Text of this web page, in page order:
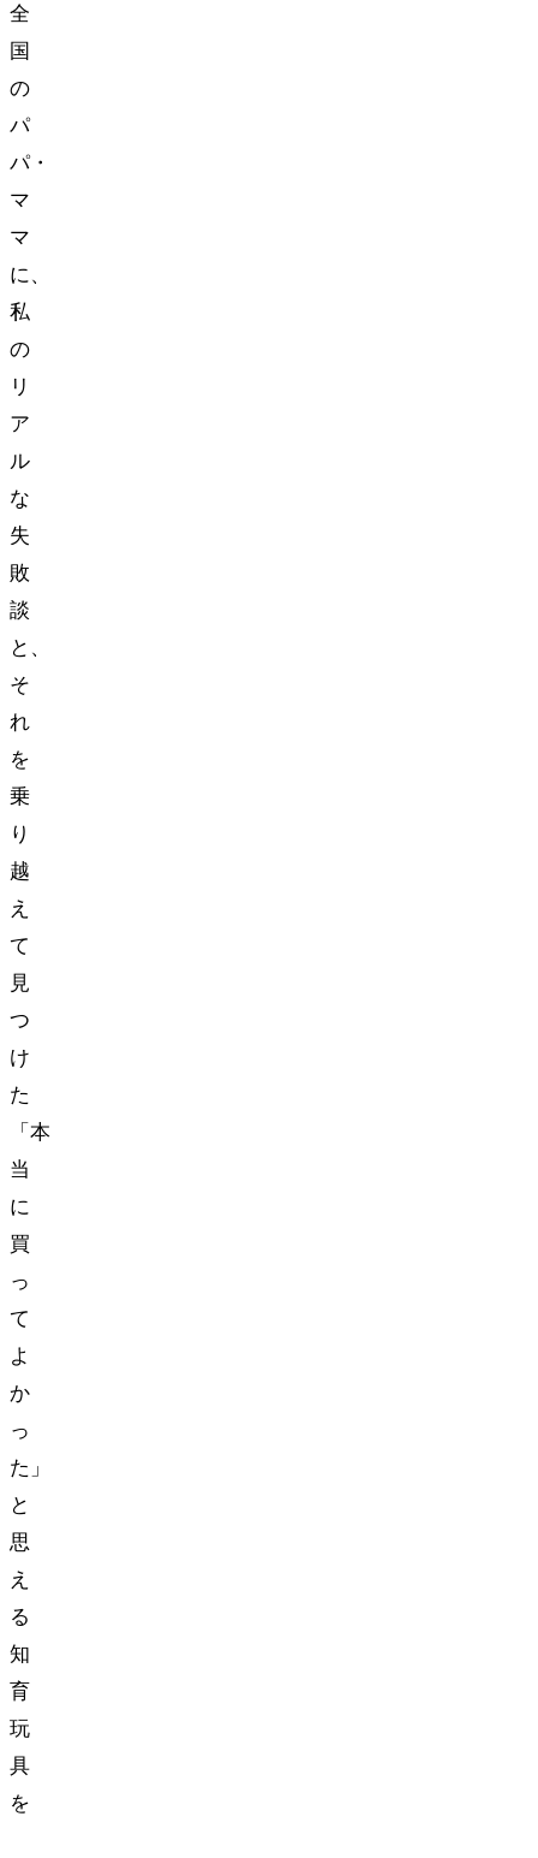
全
国
の
パ
パ・
マ
マ
に、
私
の
リ
ア
ル
な
失
敗
談
と、
そ
れ
を
乗
り
越
え
て
見
つ
け
た
「本
当
に
買
っ
て
よ
か
っ
た」
と
思
え
る
知
育
玩
具
を